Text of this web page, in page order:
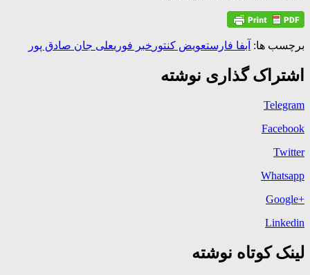
برچسب ها: آبفا فارستعویض کنتور خبر فوریعلی جان صادق پور
اشتراک گذاری نوشته
Telegram
Facebook
Twitter
Whatsapp
+Google
Linkedin
لینک کوتاه نوشته